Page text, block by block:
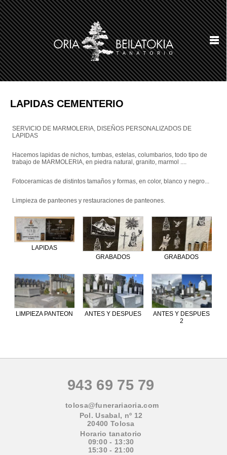
943 69 75 79
tolosa@funerariaoria.com
Pol. Usabal, nº 12
20400 Tolosa
Horario tanatorio
09:00 - 13:30
15:30 - 21:00
LAPIDAS CEMENTERIO
SERVICIO DE MARMOLERIA, DISEÑOS PERSONALIZADOS DE
LAPIDAS
Hacemos lapidas de nichos, tumbas, estelas, columbarios, todo tipo de
trabajo de MARMOLERIA, en piedra natural, granito, marmol ....
Fotoceramicas de distintos tamaños y formas, en color, blanco y negro...
Limpieza de panteones y restauraciones de panteones.
LAPIDAS
GRABADOS
GRABADOS
LIMPIEZA PANTEON ANTES Y DESPUES
ANTES Y DESPUES
2